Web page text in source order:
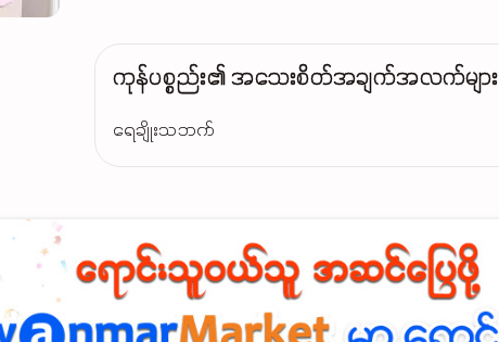
ကုန်ပစ္စည်း၏ အသေးစိတ်အချက်အလက်များ
ရေချိုးသဘက်